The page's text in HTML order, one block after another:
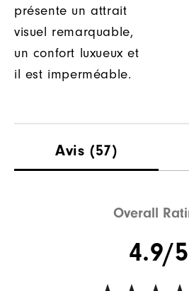
présente un attrait
visuel remarquable,
un confort luxueux et
il est imperméable.
Avis (57)
Overall
4.9/5